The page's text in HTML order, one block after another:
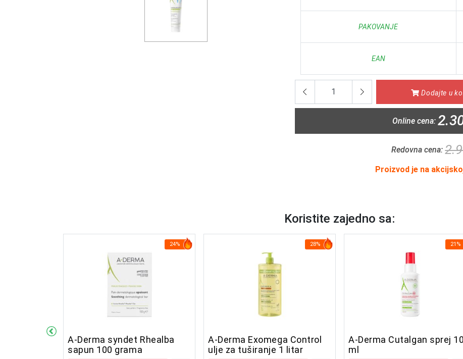
PAKOVANJE
EAN
Dodajte u
Online cena:
Redovna cena:
Proizvod je na
Koristite zajedno sa:
24%
A-Derma syndet Rhealba
sapun 100 grama
28%
A-Derma Exomega Control
ulje za tuširanje 1 litar
21%
A-Derma Cutalgan sprej
ml